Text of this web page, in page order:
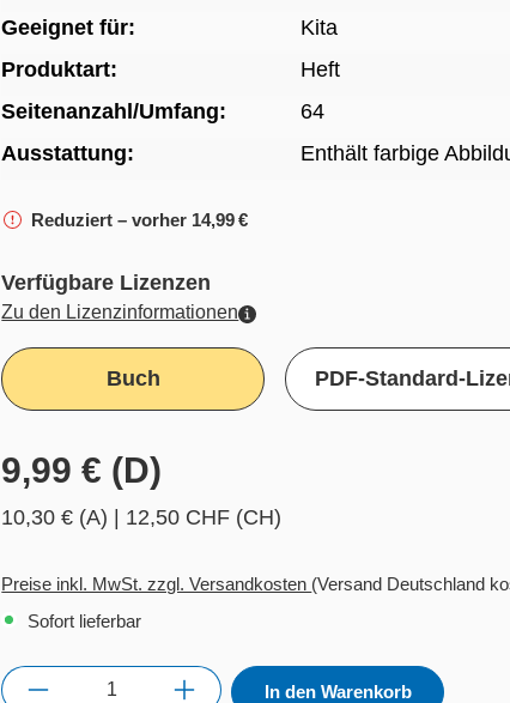
Geeignet für:
Kita
Produktart:
Heft
Seitenanzahl/Umfang:
64
Ausstattung:
Enthält farbige
Reduziert – vorher 14,99 €
Verfügbare Lizenzen
Zu den Lizenzinformationen
Buch PDF-Standard-
9,99 € (D)
10,30 € (A) | 12,50 CHF (CH)
Preise inkl. MwSt. zzgl. Versandkosten (Versand Deutschland
Sofort lieferbar
Anzahl In den Warenkorb